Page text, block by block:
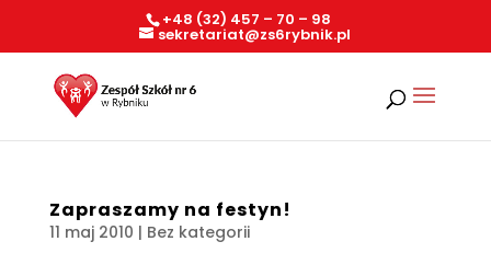
+48 (32) 457 – 70 – 98
sekretariat@zs6rybnik.pl
Zapraszamy na festyn!
11 maj 2010 | Bez kategorii